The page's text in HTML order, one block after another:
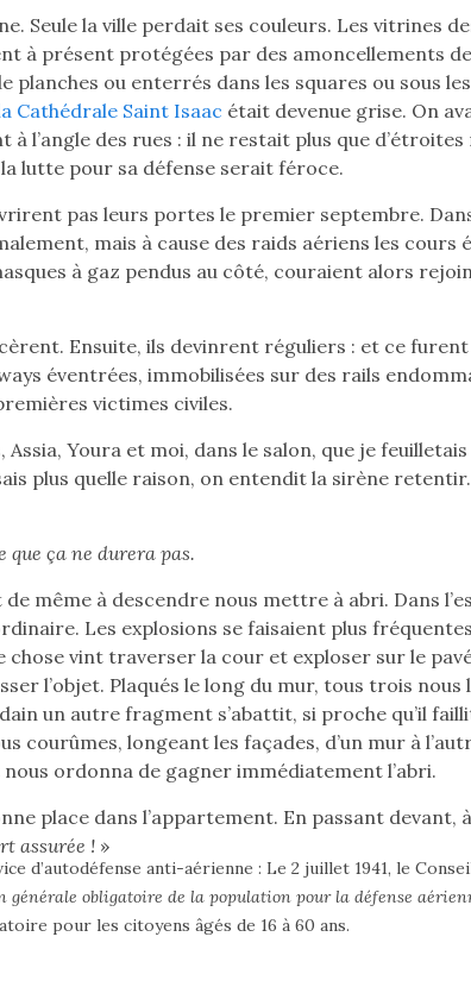
Seule la ville perdait ses couleurs. Les vitrines
à présent protégées par des amoncellements de
ou enterrés dans les squares ou sous
était devenue grise. On
l’angle des rues : il ne restait plus que
lutte pour sa défense serait féroce.
pas leurs portes le premier septembre.
mais à cause des raids aériens les cours
à gaz pendus au côté, couraient alors
Ensuite, ils devinrent réguliers : et ce
éventrées, immobilisées sur des rails
victimes civiles.
Youra et moi, dans le salon, que je feuilletais
plus quelle raison, on entendit la sirène
que ça ne durera pas.
même à descendre nous mettre à abri. Dans
Les explosions se faisaient plus
vint traverser la cour et exploser sur le
l’objet. Plaqués le long du mur, tous trois nous
un autre fragment s’abattit, si proche qu’il
courûmes, longeant les façades, d’un mur à
ordonna de gagner immédiatement l’abri.
place dans l’appartement. En passant devant,
assurée ! »
d’autodéfense anti-aérienne : Le 2 juillet 1941, le
générale obligatoire de la population pour la défense
pour les citoyens âgés de 16 à 60 ans.